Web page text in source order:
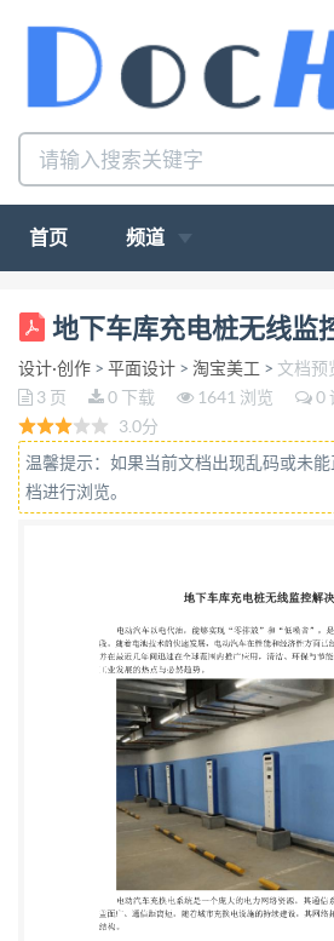
首页 频道
地下车库充电桩无线监控解决方
油，能够实现“零排放”和“低噪音
境问题的重要手 段。随着电池技
汽车在性能和经济性方面已经接
汽车， 并在最近几年间迅速在全
清洁、环保与节能的电动汽车已
分散、覆 盖面广、通信距离短。
的持续建设，其网络拓扑要求具
结构。 前期系统原理及特点 本
网络传输技术进行数据统计和管
三大部分 组成，后端充电管理中
员卡发放管理服务器、分站监控
台等;中间网络通信技术采用才茂
路由器实现数据联网;前端部分主
制器，及视屏监控前端摄像
充电桩的终端控制器，用户可自
地下车库充电桩无线监
设计·创作 > 平面设计 > 淘宝美工 > 文档预
3 页
0 下载 1641 浏览 0
3.0分
温馨提示：如果当前文档出现乱码或未
档进行浏览。